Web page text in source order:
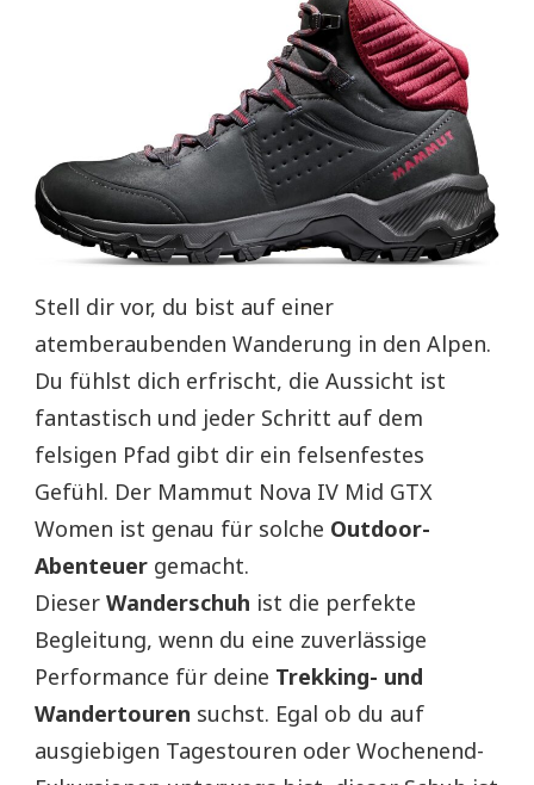
Stell dir vor, du bist auf einer
atemberaubenden Wanderung in den Alpen.
Du fühlst dich erfrischt, die Aussicht ist
fantastisch und jeder Schritt auf dem
felsigen Pfad gibt dir ein felsenfestes
Gefühl. Der Mammut Nova IV Mid GTX
Women ist genau für solche Outdoor-
Abenteuer gemacht.
Dieser Wanderschuh ist die perfekte
Begleitung, wenn du eine zuverlässige
Performance für deine Trekking- und
Wandertouren suchst. Egal ob du auf
ausgiebigen Tagestouren oder Wochenend-